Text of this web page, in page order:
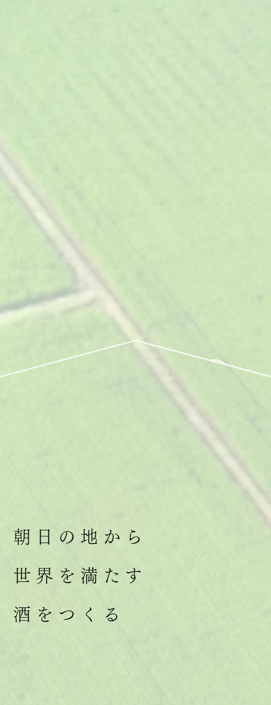
朝日の地から
世界を満たす
酒をつくる